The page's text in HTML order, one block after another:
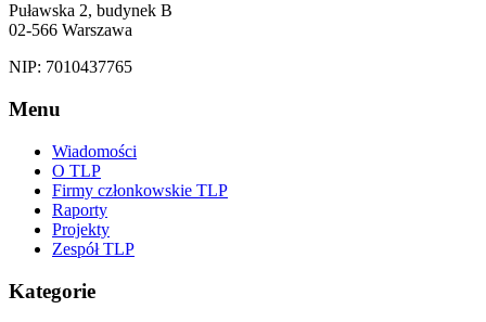
Puławska 2, budynek B
02-566 Warszawa
NIP: 7010437765
Menu
Wiadomości
O TLP
Firmy członkowskie TLP
Raporty
Projekty
Zespół TLP
Kategorie